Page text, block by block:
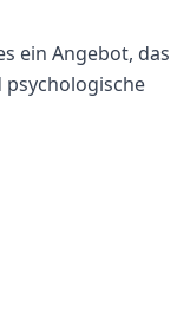
ein Angebot, das